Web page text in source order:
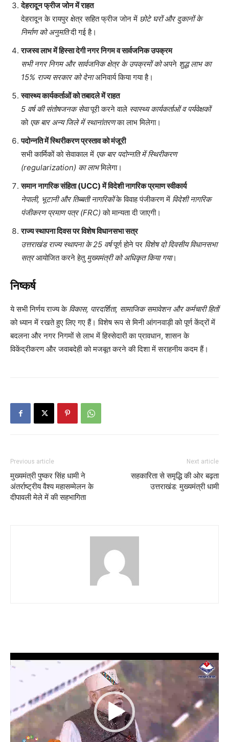
देहरादून फ्रीज जोन में राहत
देहरादून के रायपुर क्षेत्र सहित फ्रीज जोन में छोटे घरों और दुकानों के
निर्माण को अनुमतिदी गई है।
राजस्व लाभ में हिस्सा देगी नगर निगम व सार्वजनिक उपक्रम
सभी नगर निगम और सार्वजनिक क्षेत्र के उपक्रमों कोअपने शुद्ध लाभ का
15% राज्य सरकार को देनाअनिवार्य किया गया है।
स्वास्थ्य कार्यकर्ताओं को तबादले में राहत
5 वर्ष की संतोषजनक सेवापूरी करने वाले स्वास्थ्य कार्यकर्ताओं व पर्यवेक्षकों
को एक बार अन्य जिले में स्थानांतरणका लाभ मिलेगा।
पदोन्नति में स्थिरीकरण प्रस्ताव को मंजूरी
सभी कार्मिकों को सेवाकाल में एक बार पदोन्नति में स्थिरीकरण
(regularization) का लाभमिलेगा।
समान नागरिक संहिता (UCC) में विदेशी नागरिक प्रमाण स्वीकार्य
नेपाली, भूटानी और तिब्बती नागरिकोंके विवाह पंजीकरण में विदेशी नागरिक
पंजीकरण प्रमाण पत्र (FRC) को मान्यता दी जाएगी।
राज्य स्थापना दिवस पर विशेष विधानसभा सत्र
उत्तराखंड राज्य स्थापना के 25 वर्षपूर्ण होने पर विशेष दो दिवसीय विधानसभा
सत्रआयोजित करने हेतु मुख्यमंत्री को अधिकृत किया गया।
निष्कर्ष
ये सभी निर्णय राज्य के विकास, पारदर्शिता, सामाजिक समावेशन और कर्मचारी हितों
को ध्यान में रखते हुए लिए गए हैं। विशेष रूप से मिनी आंगनवाड़ी को पूर्ण केंद्रों में
बदलना और नगर निगमों से लाभ में हिस्सेदारी का प्रावधान, शासन के
विकेंद्रीकरण और जवाबदेही को मजबूत करने की दिशा में सराहनीय कदम हैं।
Previous article
मुख्यमंत्री पुष्कर सिंह धामी ने
अंतर्राष्ट्रीय वैश्य महासम्मेलन के
दीपावली मेले में की सहभागिता
Next article
सहकारिता से समृद्धि की ओर बढ़ता
उत्तराखंड: मुख्यमंत्री धामी
Video
Player